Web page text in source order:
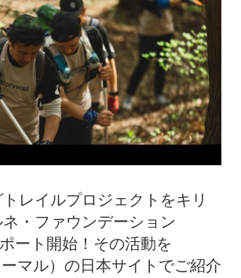
レイルプロジェクトをキリ
・ファウンデーション
ート開始！その活動を
マル）の日本サイトでご紹介